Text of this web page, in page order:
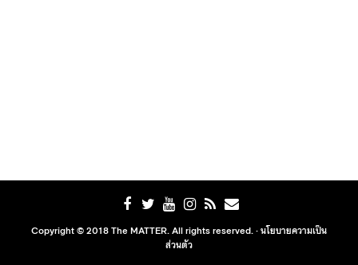
Copyright © 2018 The MATTER. All rights reserved. ·นโยบายความเป็น
ส่วนตัว